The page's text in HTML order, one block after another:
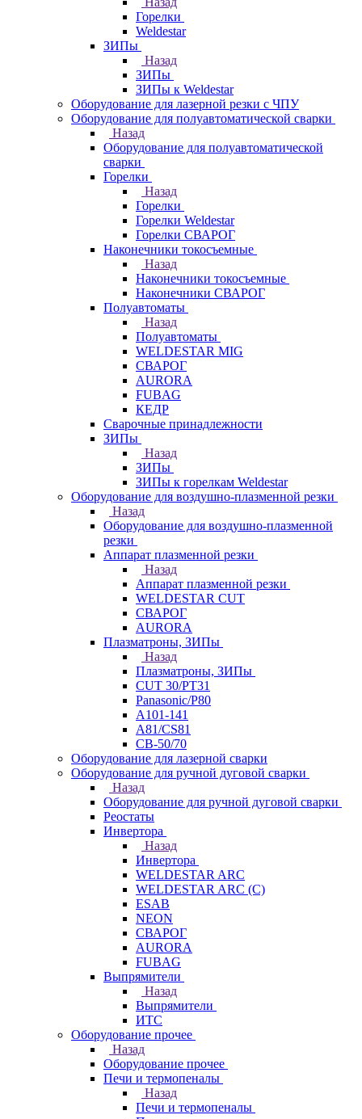
Горелки
Weldestar
ЗИПы
Назад
ЗИПы
ЗИПы к Weldestar
Оборудование для лазерной резки с ЧПУ
Оборудование для полуавтоматической сварки
Назад
Оборудование для полуавтоматической
сварки
Горелки
Назад
Горелки
Горелки Weldestar
Горелки СВАРОГ
Наконечники токосъемные
Назад
Наконечники токосъемные
Наконечники СВАРОГ
Полуавтоматы
Назад
Полуавтоматы
WELDESTAR MIG
СВАРОГ
AURORA
FUBAG
КЕДР
Сварочные принадлежности
ЗИПы
Назад
ЗИПы
ЗИПы к горелкам Weldestar
Оборудование для воздушно-плазменной резки
Назад
Оборудование для воздушно-плазменной
резки
Аппарат плазменной резки
Назад
Аппарат плазменной резки
WELDESTAR CUT
СВАРОГ
AURORA
Плазматроны, ЗИПы
Назад
Плазматроны, ЗИПы
CUT 30/PT31
Panasonic/P80
А101-141
А81/CS81
СВ-50/70
Оборудование для лазерной сварки
Оборудование для ручной дуговой сварки
Назад
Оборудование для ручной дуговой сварки
Реостаты
Инвертора
Назад
Инвертора
WELDESTAR ARC
WELDESTAR ARC (С)
ESAB
NEON
СВАРОГ
AURORA
FUBAG
Выпрямители
Назад
Выпрямители
ИТС
Оборудование прочее
Назад
Оборудование прочее
Печи и термопеналы
Назад
Печи и термопеналы